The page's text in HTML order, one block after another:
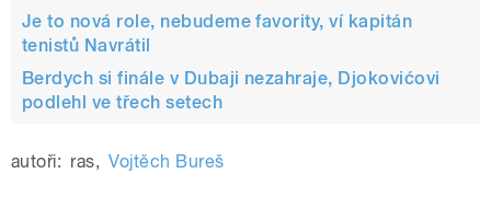
Je to nová role, nebudeme favority, ví kapitán
tenistů Navrátil
Berdych si finále v Dubaji nezahraje, Djokovićovi
podlehl ve třech setech
autoři: ras, Vojtěch Bureš